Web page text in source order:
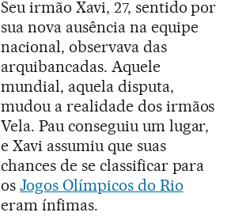
Seu irmão Xavi, 27, sentido por
sua nova ausência na equipe
nacional, observava das
arquibancadas. Aquele
mundial, aquela disputa,
mudou a realidade dos irmãos
Vela. Pau conseguiu um lugar,
e Xavi assumiu que suas
chances de se classificar para
os Jogos Olímpicos do Rio
eram ínfimas.